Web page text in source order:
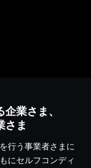
業さま、
さま
行う事業者さまに
にセルフコンディ